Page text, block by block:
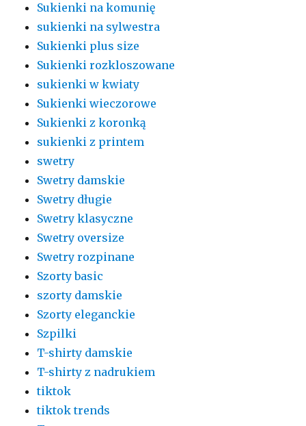
Sukienki na komunię
sukienki na sylwestra
Sukienki plus size
Sukienki rozkloszowane
sukienki w kwiaty
Sukienki wieczorowe
Sukienki z koronką
sukienki z printem
swetry
Swetry damskie
Swetry długie
Swetry klasyczne
Swetry oversize
Swetry rozpinane
Szorty basic
szorty damskie
Szorty eleganckie
Szpilki
T-shirty damskie
T-shirty z nadrukiem
tiktok
tiktok trends